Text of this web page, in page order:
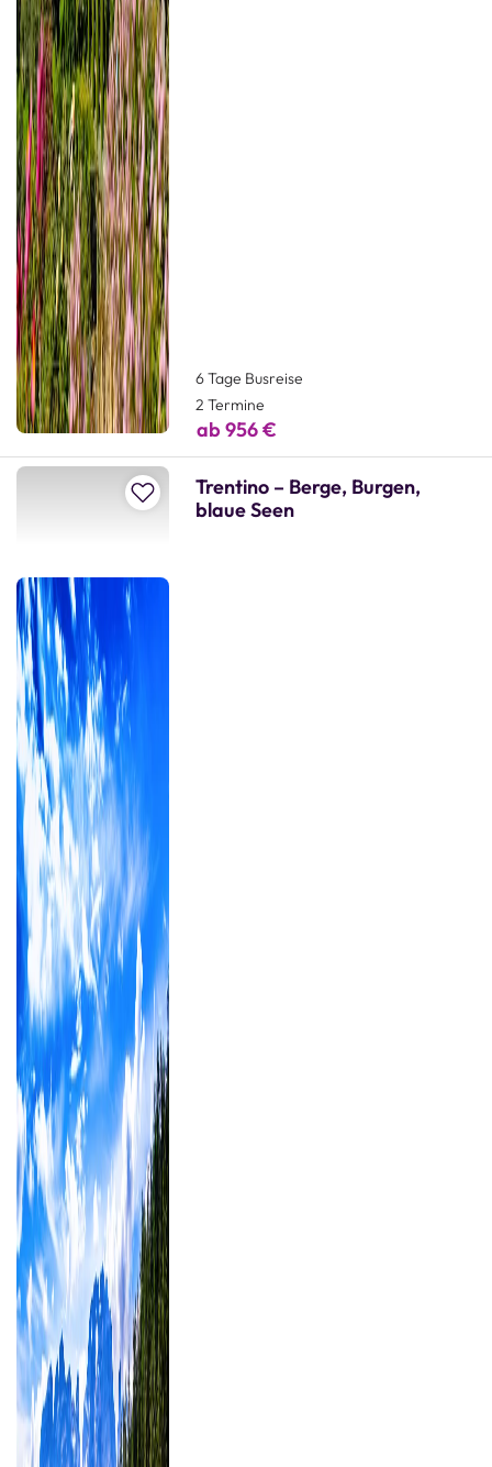
6 Tage Busreise
2 Termine
ab 956 €
Zur Merkliste hinzufügen
Trentino – Berge, Burgen,
blaue Seen